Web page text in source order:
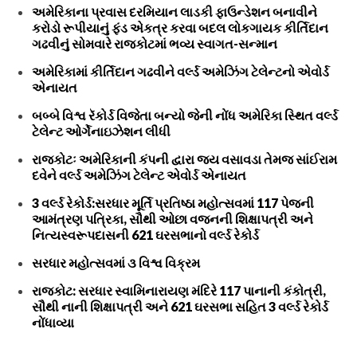
અમેરિકાના પ્રવાસ દરમિયાન લાડકી ફાઉન્ડેશન બનાવીને
કરોડો રૂપીયાનું ફંડ એકત્ર કરવા બદલ લોકગાયક કીર્તિદાન
ગઢવીનું સોમવારે રાજકોટમાં ભવ્ય સ્વાગત-સન્માન
અમેરિકામાં કીર્તિદાન ગઢવીને વર્લ્ડ અમેઝિંગ ટેલેન્ટનો એવોર્ડ
એનાયત
બબ્બે વિશ્વ રૅકોર્ડ વિજેતા બન્યો જેની નોંધ અમેરિકા સ્થિત વર્લ્ડ
ટેલેન્ટ ઓર્ગેનાઇઝેશન લીધી
રાજકોટઃ અમેરિકાની કંપની દ્વારા જય વસાવડા તેમજ સાંઈરામ
દવેને વર્લ્ડ અમેઝિંગ ટેલેન્ટ એવોર્ડ એનાયત
3 વર્લ્ડ રેકોર્ડ:સરધાર મૂર્તિ પ્રતિષ્ઠા મહોત્સવમાં 117 પેજની
આમંત્રણ પત્રિકા, સૌથી ઓછા વજનની શિક્ષાપત્રી અને
નિત્યસ્વરૂપદાસની 621 ઘરસભાનો વર્લ્ડ રેકોર્ડ
સરધાર મહોત્સવમાં ૩ વિશ્વ વિક્રમ
રાજકોટ: સરધાર સ્વામિનારાયણ મંદિરે 117 પાનાની કંકોત્રી,
સૌથી નાની શિક્ષાપત્રી અને 621 ઘરસભા સહિત 3 વર્લ્ડ રેકોર્ડ
નોંધાવ્યા